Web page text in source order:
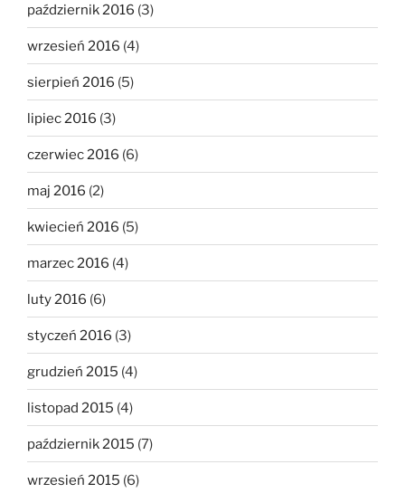
październik 2016 (3)
wrzesień 2016 (4)
sierpień 2016 (5)
lipiec 2016 (3)
czerwiec 2016 (6)
maj 2016 (2)
kwiecień 2016 (5)
marzec 2016 (4)
luty 2016 (6)
styczeń 2016 (3)
grudzień 2015 (4)
listopad 2015 (4)
październik 2015 (7)
wrzesień 2015 (6)